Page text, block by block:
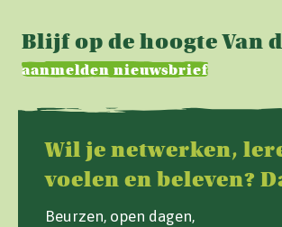
Blijf op de hoogte Van
aanmelden nieuwsbrief
Wil je netwerken,
voelen en beleven?
Beurzen, open dagen,